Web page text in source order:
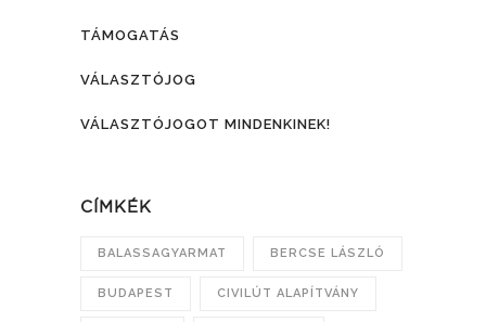
TÁMOGATÁS
VÁLASZTÓJOG
VÁLASZTÓJOGOT MINDENKINEK!
CÍMKÉK
BALASSAGYARMAT BERCSE LÁSZLÓ
BUDAPEST CIVILÚT ALAPÍTVÁNY